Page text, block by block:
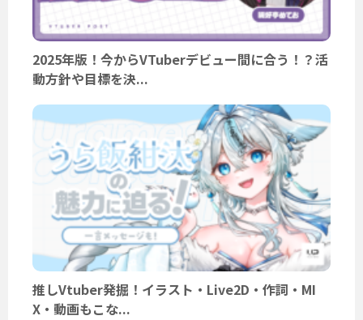
2025年版！今からVTuberデビュー間に合う！？活
動方針や目標を決...
推しVtuber発掘！イラスト・Live2D・作詞・MI
X・動画もこな...